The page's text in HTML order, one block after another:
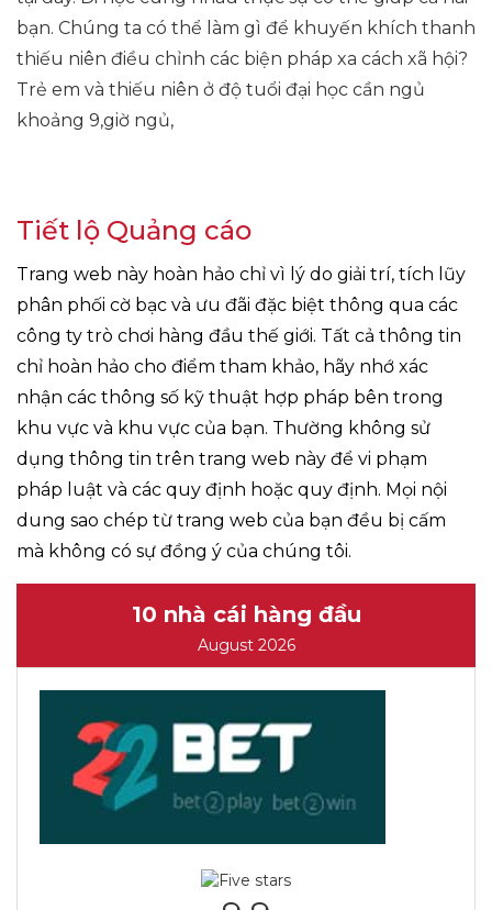
bạn. Chúng ta có thể làm gì để khuyến khích thanh
thiếu niên điều chỉnh các biện pháp xa cách xã hội?
Trẻ em và thiếu niên ở độ tuổi đại học cần ngủ
khoảng 9,giờ ngủ,
Tiết lộ Quảng cáo
Trang web này hoàn hảo chỉ vì lý do giải trí, tích lũy
phân phối cờ bạc và ưu đãi đặc biệt thông qua các
công ty trò chơi hàng đầu thế giới. Tất cả thông tin
chỉ hoàn hảo cho điểm tham khảo, hãy nhớ xác
nhận các thông số kỹ thuật hợp pháp bên trong
khu vực và khu vực của bạn. Thường không sử
dụng thông tin trên trang web này để vi phạm
pháp luật và các quy định hoặc quy định. Mọi nội
dung sao chép từ trang web của bạn đều bị cấm
mà không có sự đồng ý của chúng tôi.
10 nhà cái hàng đầu
August 2026